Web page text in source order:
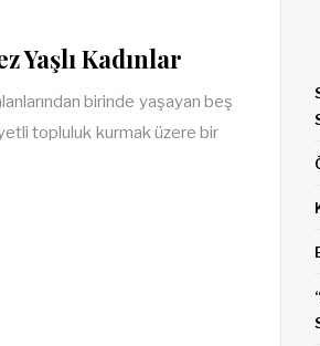
Yaşlı Kadınlar
birinde yaşayan beş
topluluk kurmak üzere bir